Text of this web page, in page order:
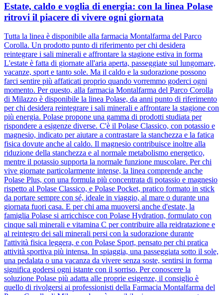
Estate, caldo e voglia di energia: con la linea Polase
ritrovi il piacere di vivere ogni giornata
Tutta la linea è disponibile alla farmacia Montalfarma del Parco
Corolla. Un prodotto punto di riferimento per chi desidera
reintegrare i sali minerali e affrontare la stagione estiva in forma
L'estate è fatta di giornate all'aria aperta, passeggiate sul lungomare,
vacanze, sport e tanto sole. Ma il caldo e la sudorazione possono
farci sentire più affaticati proprio quando vorremmo goderci ogni
momento. Per questo, alla farmacia Montalfarma del Parco Corolla
di Milazzo è disponibile la linea Polase, da anni punto di riferimento
per chi desidera reintegrare i sali minerali e affrontare la stagione con
più energia. Polase propone una gamma di prodotti studiata per
rispondere a esigenze diverse. C'è il Polase Classico, con potassio e
magnesio, indicato per aiutare a contrastare la stanchezza e la fatica
fisica dovute anche al caldo. Il magnesio contribuisce inoltre alla
riduzione della stanchezza e al normale metabolismo energetico,
mentre il potassio supporta la normale funzione muscolare. Per chi
vive giornate particolarmente intense, la linea comprende anche
Polase Plus, con una formula più concentrata di potassio e magnesio
rispetto al Polase Classico, e Polase Pocket, pratico formato in stick
da portare sempre con sé, ideale in viaggio, al mare o durante una
giornata fuori casa. E per chi ama muoversi anche d'estate, la
famiglia Polase si arricchisce con Polase Hydration, formulato con
cinque sali minerali e vitamina C per contribuire alla reidratazione e
al reintegro dei sali minerali persi con la sudorazione durante
l'attività fisica leggera, e con Polase Sport, pensato per chi pratica
attività sportiva più intensa. In spiaggia, una passeggiata sotto il sole,
una pedalata o una vacanza da vivere senza soste, sentirsi in forma
significa godersi ogni istante con il sorriso. Per conoscere la
soluzione Polase più adatta alle proprie esigenze, il consiglio è
quello di rivolgersi ai professionisti della Farmacia Montalfarma del